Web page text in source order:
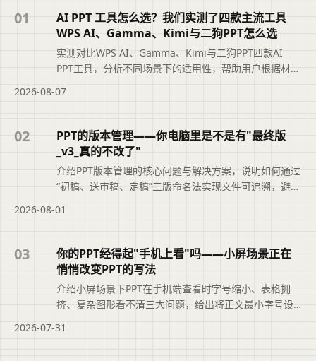
01
AI PPT 工具怎么选？我们实测了四款主流工具
WPS AI、Gamma、Kimi与二狗PPT怎么选
实测对比WPS AI、Gamma、Kimi与二狗PPT四款AI
PPT工具，分析不同场景下的适用性，帮助用户根据材料
目追求综合排名。摘要依据标题与正文整理，概括页面
断文章是否符合当前需求，再查看完整原文。
2026-08-07
02
PPT的版本管理——你电脑里是不是有"最终版
_v3_真的不改了"
介绍PPT版本管理的核心问题与解决方案，说明如何通过
“初稿、送审稿、定稿”三版命名法实现文件可追溯，避免
大纲版本记录功能，帮助职场人快速定位正确文件，提
面主题、主要内容与适用场景，再进入原文查看完整信
息。
2026-08-01
03
你的PPT经得起"手机上看"吗——小屏场景正在
悄悄改变PPT的写法
介绍小屏场景下PPT在手机端查看时字号缩小、表格拥
挤、复杂图形看不清三大问题，给出将正文最小字号设
等兼顾电脑与手机阅读的实用方法，并建议完成后在手
2026-07-31